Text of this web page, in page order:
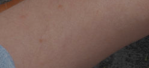
Espace Pros & Presse